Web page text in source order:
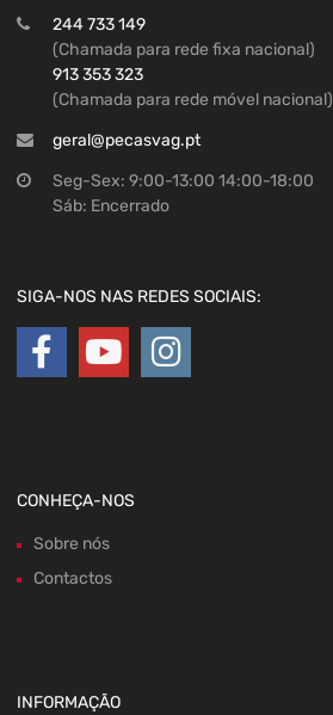
244 733 149
(Chamada para rede fixa nacional)
913 353 323
(Chamada para rede móvel nacional)
geral@pecasvag.pt
Seg-Sex: 9:00-13:00 14:00-18:00
Sáb: Encerrado
SIGA-NOS NAS REDES SOCIAIS:
CONHEÇA-NOS
Sobre nós
Contactos
INFORMAÇÃO